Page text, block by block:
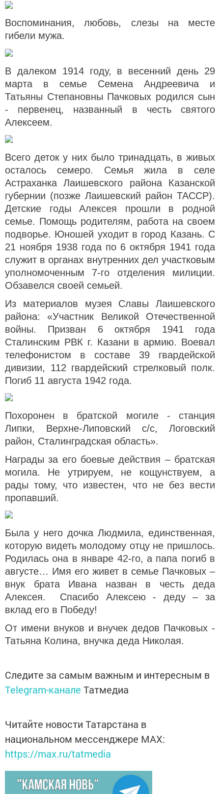
Воспоминания, любовь, слезы на месте
гибели мужа.
В далеком 1914 году, в весенний день 29
марта в семье Семена Андреевича и
Татьяны Степановны Пачковых родился сын
- первенец, названный в честь святого
Алексеем.
Всего деток у них было тринадцать, в живых
осталось семеро. Семья жила в селе
Астраханка Лаишевского района Казанской
губернии (позже Лаишевский район ТАССР).
Детские годы Алексея прошли в родной
семье. Помощь родителям, работа на своем
подворье. Юношей уходит в город Казань. С
21 ноября 1938 года по 6 октября 1941 года
служит в органах внутренних дел участковым
уполномоченным 7-го отделения милиции.
Обзавелся своей семьей.
Из материалов музея Славы Лаишевского
района: «Участник Великой Отечественной
войны. Призван 6 октября 1941 года
Сталинским РВК г. Казани в армию. Воевал
телефонистом в составе 39 гвардейской
дивизии, 112 гвардейский стрелковый полк.
Погиб 11 августа 1942 года.
Похоронен в братской могиле - станция
Липки, Верхне-Липовский с/с, Логовский
район, Сталинградская область».
Награды за его боевые действия – братская
могила. Не утрируем, не кощунствуем, а
рады тому, что известен, что не без вести
пропавший.
Была у него дочка Людмила, единственная,
которую видеть молодому отцу не пришлось.
Родилась она в январе 42-го, а папа погиб в
августе… Имя его живет в семье Пачковых –
внук брата Ивана назван в честь деда
Алексея. Спасибо Алексею - деду – за
вклад его в Победу!
От имени внуков и внучек дедов Пачковых -
Татьяна Колина, внучка деда Николая.
Следите за самым важным и интересным в
Telegram-канале Татмедиа
Читайте новости Татарстана в
национальном мессенджере MАХ:
https://max.ru/tatmedia